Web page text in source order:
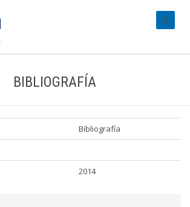
BIBLIOGRAFÍA
Bibliografía
2014